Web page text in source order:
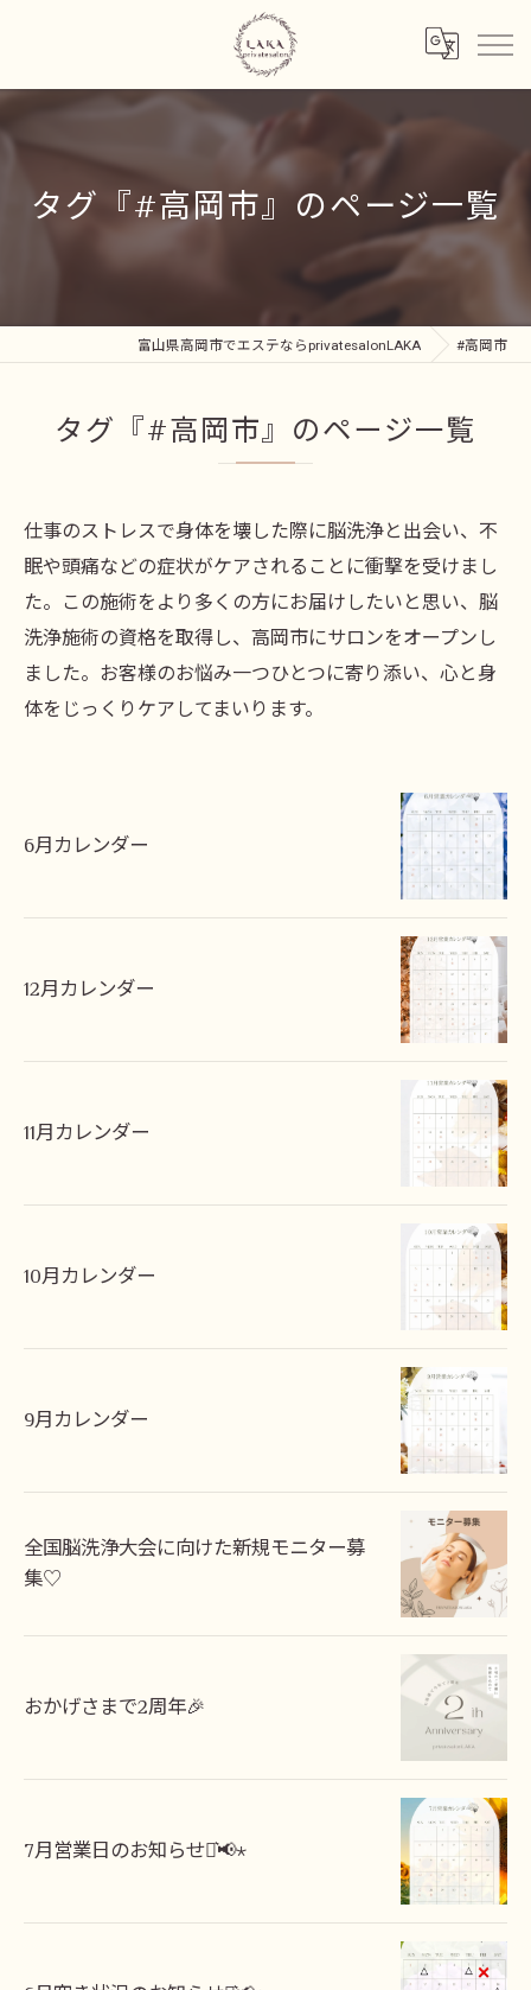
タグ『#高岡市』のページ一覧
富山県高岡市でエステならprivatesalonLAKA #高岡市
タグ『#高岡市』のページ一覧
仕事のストレスで身体を壊した際に脳洗浄と出会い、不
眠や頭痛などの症状がケアされることに衝撃を受けまし
た。この施術をより多くの方にお届けしたいと思い、脳
洗浄施術の資格を取得し、高岡市にサロンをオープンし
ました。お客様のお悩み一つひとつに寄り添い、心と身
体をじっくりケアしてまいります。
6月カレンダー
12月カレンダー
11月カレンダー
10月カレンダー
9月カレンダー
全国脳洗浄大会に向けた新規モニター募
集♡
おかげさまで2周年🎉
7月営業日のお知らせ⋆͛📢⋆